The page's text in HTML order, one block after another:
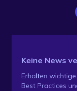
Keine News
Erhalten
Best Practices